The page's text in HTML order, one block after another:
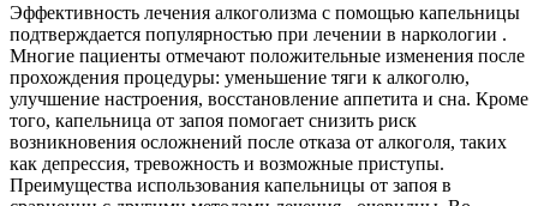
Эффективность лечения алкоголизма с помощью капельницы
подтверждается популярностью при лечении в наркологии .
Многие пациенты отмечают положительные изменения после
прохождения процедуры: уменьшение тяги к алкоголю,
улучшение настроения, восстановление аппетита и сна. Кроме
того, капельница от запоя помогает снизить риск
возникновения осложнений после отказа от алкоголя, таких
как депрессия, тревожность и возможные приступы.
Преимущества использования капельницы от запоя в